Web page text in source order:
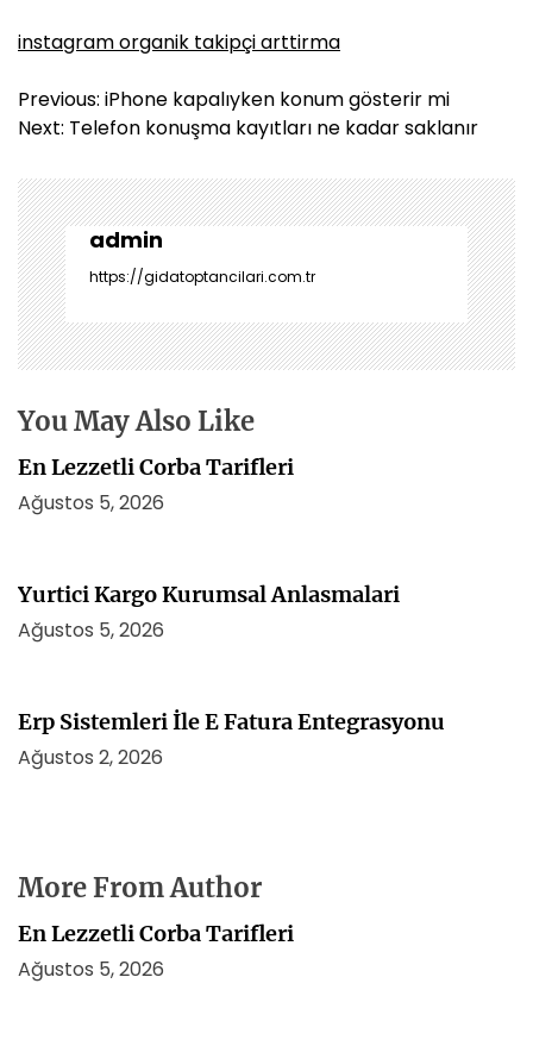
instagram organik takipçi arttirma
Y
a
ı
g
e
z
i
n
m
s
i
Previous: iPhone kapalıyken konum gösterir mi
Next: Telefon konuşma kayıtları ne kadar saklanır
admin
https://gidatoptancilari.com.tr
You May Also Like
En Lezzetli Corba Tarifleri
Ağustos 5, 2026
Yurtici Kargo Kurumsal Anlasmalari
Ağustos 5, 2026
Erp Sistemleri İle E Fatura Entegrasyonu
Ağustos 2, 2026
More From Author
En Lezzetli Corba Tarifleri
Ağustos 5, 2026